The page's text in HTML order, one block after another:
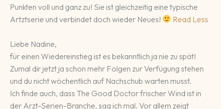
Punkten voll und ganz zu! Sie ist gleichzeitig eine typische
Artztserie und verbindet doch wieder Neues!
Read Less
Liebe Nadine,
für einen Wiedereinstieg ist es bekanntlich ja nie zu spät!
Zumal dir jetzt ja schon mehr Folgen zur Verfügung stehen
und du nicht wöchentlich auf Nachschub warten musst.
Ich finde auch, dass The Good Doctor frischer Wind ist in
der Arzt-Serien-Branche, sag ich mal. Vor allem zeigt